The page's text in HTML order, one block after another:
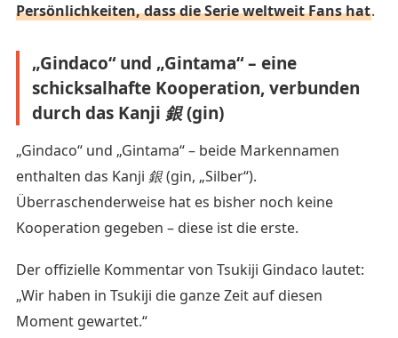
Persönlichkeiten, dass die Serie weltweit Fans hat.
„Gindaco“ und „Gintama“ – eine
schicksalhafte Kooperation, verbunden
durch das Kanji 銀(gin)
„Gindaco“ und „Gintama“ – beide Markennamen
enthalten das Kanji 銀(gin, „Silber“).
Überraschenderweise hat es bisher noch keine
Kooperation gegeben – diese ist die erste.
Der offizielle Kommentar von Tsukiji Gindaco lautet:
„Wir haben in Tsukiji die ganze Zeit auf diesen
Moment gewartet.“